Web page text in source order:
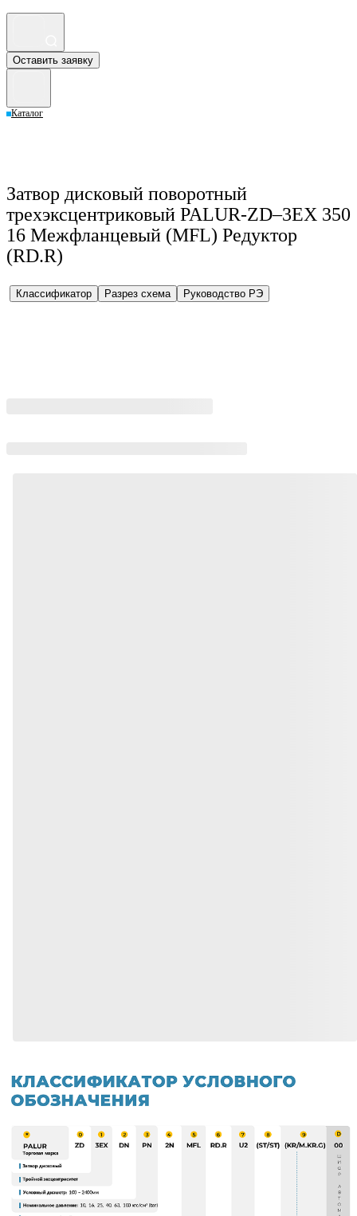
Оставить заявку
Каталог
Затвор дисковый поворотный
трехэксцентриковый PALUR-ZD–3EX 350
16 Межфланцевый (MFL) Редуктор
(RD.R)
Классификатор Разрез схема Руководство РЭ